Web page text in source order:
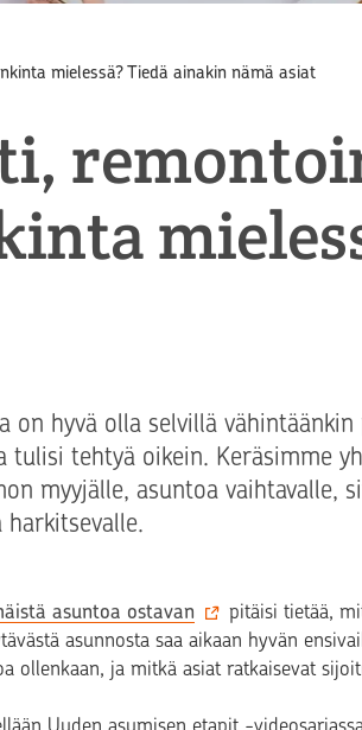
mielessä? Tiedä ainakin nämä asiat
on hyvä olla selvillä
tulisi tehtyä oikein. Keräsimme
myyjälle, asuntoa vaihtavalle,
asuntoa ostavan
pitäisi tietää,
asunnosta saa aikaan hyvän
ollenkaan, ja mitkä asiat ratkaisevat
Uuden asumisen etapit -